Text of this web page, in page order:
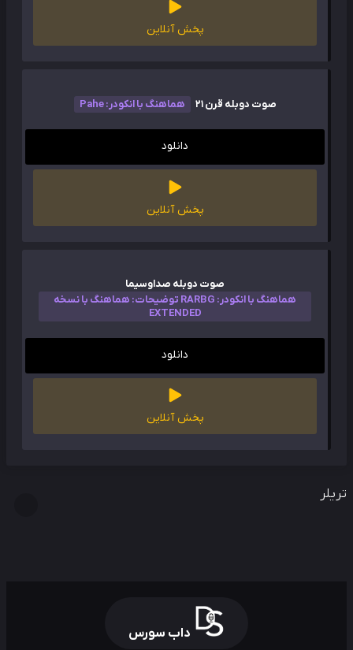
پخش آنلاین
صوت دوبله قرن 21 هماهنگ با انکودر: Pahe
دانلود
پخش آنلاین
صوت دوبله صداوسیما
هماهنگ با انکودر: RARBG توضیحات: هماهنگ با نسخه
EXTENDED
دانلود
پخش آنلاین
داب سورس